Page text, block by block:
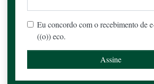
Eu concordo com o recebimento de
((o)) eco.